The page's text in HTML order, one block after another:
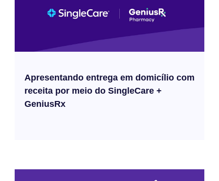
Apresentando entrega em domicílio com
receita por meio do SingleCare +
GeniusRx